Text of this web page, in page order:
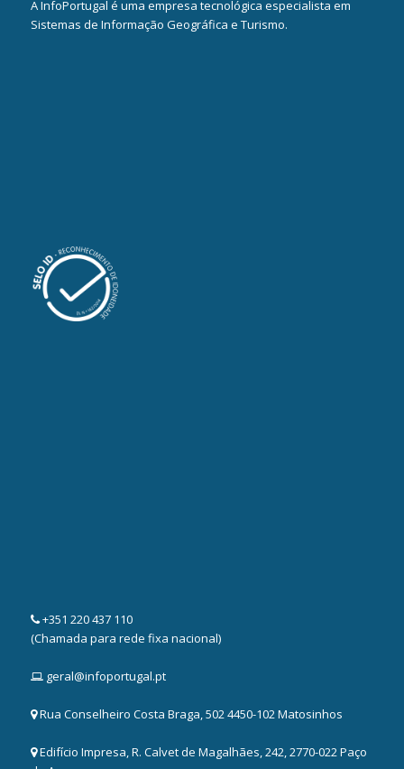
A InfoPortugal é uma empresa tecnológica especialista em
Sistemas de Informação Geográfica e Turismo.
+351 220 437 110
(Chamada para rede fixa nacional)
geral@infoportugal.pt
Rua Conselheiro Costa Braga, 502 4450-102 Matosinhos
Edifício Impresa, R. Calvet de Magalhães, 242, 2770-022 Paço